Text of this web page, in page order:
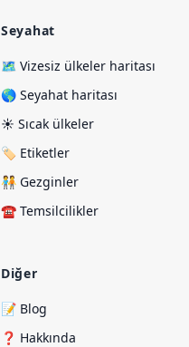
Seyahat
🗺️ Vizesiz ülkeler haritası
🌎 Seyahat haritası
☀️ Sıcak ülkeler
🏷️ Etiketler
🧑‍🤝‍🧑 Gezginler
☎️ Temsilcilikler
Diğer
📝 Blog
❓ Hakkında